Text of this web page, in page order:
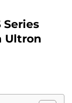
Series
Ultron